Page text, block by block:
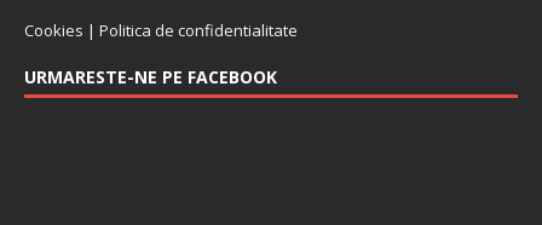
Cookies | Politica de confidentialitate
URMARESTE-NE PE FACEBOOK